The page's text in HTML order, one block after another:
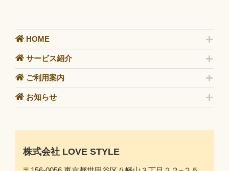
HOME
サービス紹介
ご利用案内
お知らせ
株式会社 LOVE STYLE